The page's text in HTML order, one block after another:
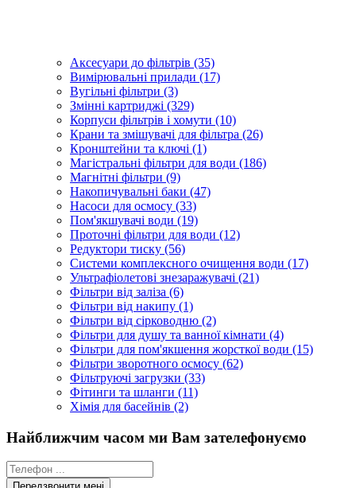
Аксесуари до фільтрів (35)
Вимірювальні прилади (17)
Вугільні фільтри (3)
Змінні картриджі (329)
Корпуси фільтрів і хомути (10)
Крани та змішувачі для фільтра (26)
Кронштейни та ключі (1)
Магістральні фільтри для води (186)
Магнітні фільтри (9)
Накопичувальні баки (47)
Насоси для осмосу (33)
Пом'якшувачі води (19)
Проточні фільтри для води (12)
Редуктори тиску (56)
Системи комплексного очищення води (17)
Ультрафіолетові знезаражувачі (21)
Фільтри від заліза (6)
Фільтри від накипу (1)
Фільтри від сірководню (2)
Фільтри для душу та ванної кімнати (4)
Фільтри для пом'якшення жорсткої води (15)
Фільтри зворотного осмосу (62)
Фільтруючі загрузки (33)
Фітинги та шланги (11)
Хімія для басейнів (2)
Найближчим часом ми Вам зателефонуємо